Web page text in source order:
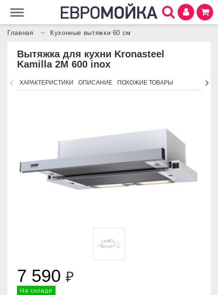
Главная Кухонные вытяжки 60 см
Вытяжка для кухни Kronasteel
Kamilla 2M 600 inox
ХАРАКТЕРИСТИКИ ОПИСАНИЕ ПОХОЖИЕ ТОВАРЫ
7 590 ₽
На складе